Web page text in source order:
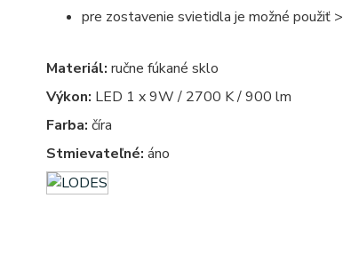
pre zostavenie svietidla je možné použiť >
Materiál: ručne fúkané sklo
Výkon: LED 1 x 9W / 2700 K / 900 lm
Farba: číra
Stmievateľné: áno